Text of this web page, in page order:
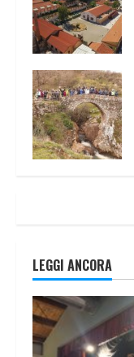
LEGGI ANCORA